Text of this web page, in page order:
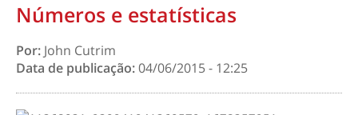
Números e estatísticas
Por: John Cutrim
Data de publicação:04/06/2015 - 12:25